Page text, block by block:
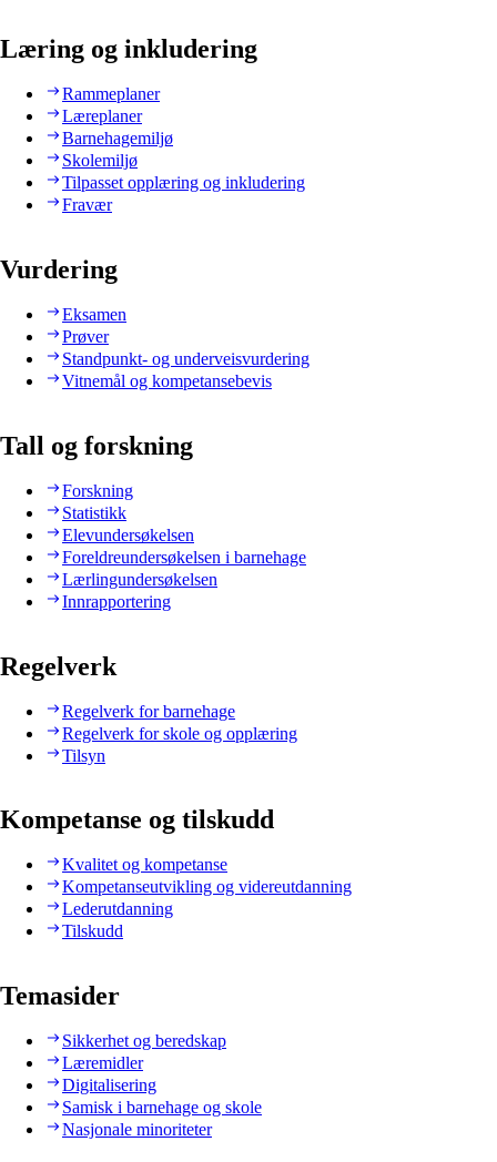
Læring og inkludering
Rammeplaner
Læreplaner
Barnehagemiljø
Skolemiljø
Tilpasset opplæring og inkludering
Fravær
Vurdering
Eksamen
Prøver
Standpunkt- og underveisvurdering
Vitnemål og kompetansebevis
Tall og forskning
Forskning
Statistikk
Elevundersøkelsen
Foreldreundersøkelsen i barnehage
Lærlingundersøkelsen
Innrapportering
Regelverk
Regelverk for barnehage
Regelverk for skole og opplæring
Tilsyn
Kompetanse og tilskudd
Kvalitet og kompetanse
Kompetanseutvikling og videreutdanning
Lederutdanning
Tilskudd
Temasider
Sikkerhet og beredskap
Læremidler
Digitalisering
Samisk i barnehage og skole
Nasjonale minoriteter